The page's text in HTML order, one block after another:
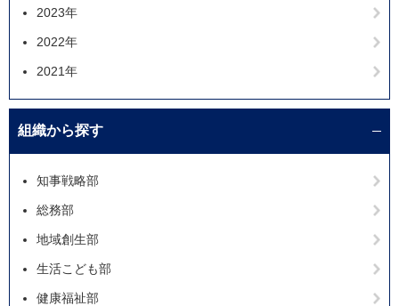
2023年
2022年
2021年
組織から探す
知事戦略部
総務部
地域創生部
生活こども部
健康福祉部